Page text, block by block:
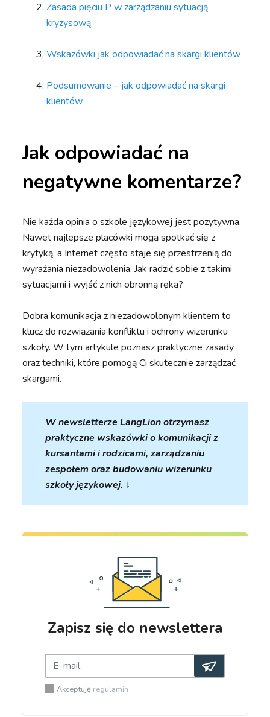
Zasada pięciu P w zarządzaniu sytuacją
kryzysową
Wskazówki jak odpowiadać na skargi klientów
Podsumowanie – jak odpowiadać na skargi
klientów
Jak odpowiadać na
negatywne komentarze?
Nie każda opinia o szkole językowej jest pozytywna.
Nawet najlepsze placówki mogą spotkać się z
krytyką, a Internet często staje się przestrzenią do
wyrażania niezadowolenia. Jak radzić sobie z takimi
sytuacjami i wyjść z nich obronną ręką?
Dobra komunikacja z niezadowolonym klientem to
klucz do rozwiązania konfliktu i ochrony wizerunku
szkoły. W tym artykule poznasz praktyczne zasady
oraz techniki, które pomogą Ci skutecznie zarządzać
skargami.
W newsletterze LangLion otrzymasz
praktyczne wskazówki o komunikacji z
kursantami i rodzicami, zarządzaniu
zespołem oraz budowaniu wizerunku
szkoły językowej. ↓
Zapisz się do newslettera
Akceptuję regulamin